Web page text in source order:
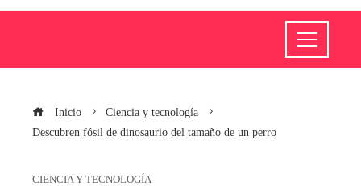
Inicio
Ciencia y tecnología
Descubren fósil de dinosaurio del tamaño de un perro
CIENCIA Y TECNOLOGÍA